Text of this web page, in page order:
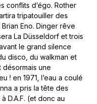
conflits d’égo. Rother
tripatouiller des
Eno. Dinger rêve
La Düsseldorf et trois
le grand silence
disco, du walkman et
désormais une
! en 1971, l’eau a coulé
a pris la tête des
D.A.F. (et donc au